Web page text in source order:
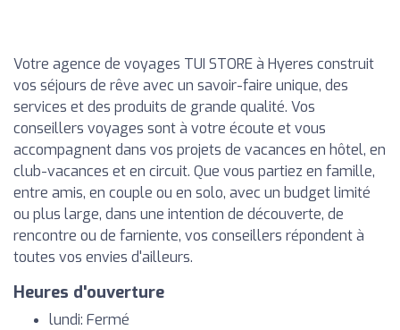
Votre agence de voyages TUI STORE à Hyeres construit
vos séjours de rêve avec un savoir-faire unique, des
services et des produits de grande qualité. Vos
conseillers voyages sont à votre écoute et vous
accompagnent dans vos projets de vacances en hôtel, en
club-vacances et en circuit. Que vous partiez en famille,
entre amis, en couple ou en solo, avec un budget limité
ou plus large, dans une intention de découverte, de
rencontre ou de farniente, vos conseillers répondent à
toutes vos envies d'ailleurs.
Heures d'ouverture
lundi: Fermé